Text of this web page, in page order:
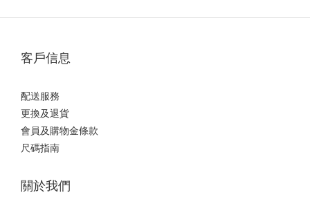
客戶信息
配送服務
更換及退貨
會員及購物金條款
尺碼指南
關於我們